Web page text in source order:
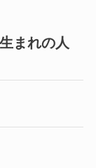
まれの人